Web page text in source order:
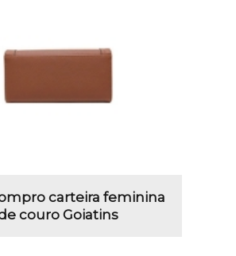
carteira feminina
couro Goiatins